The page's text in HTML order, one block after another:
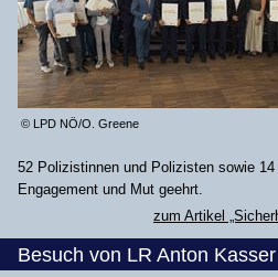
© LPD NÖ/O. Greene
52 Polizistinnen und Polizisten sowie
Engagement und Mut geehrt.
zum Artikel
Besuch von LR Anton Kasser